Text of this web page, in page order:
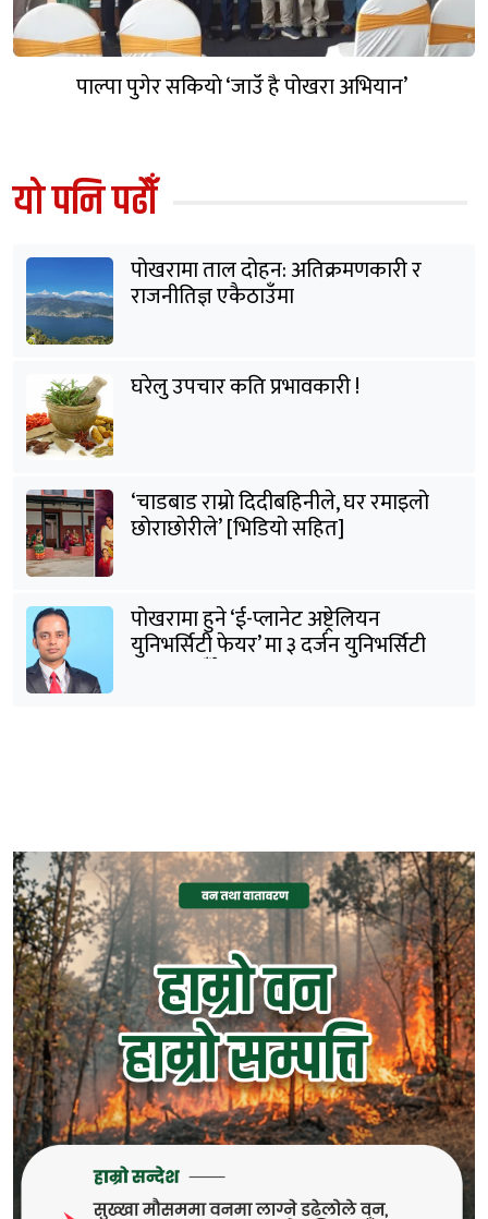
पाल्पा पुगेर सकियाे ‘जाउँ है पोखरा अभियान’
यो पनि पढौँ
पोखरामा ताल दोहन: अतिक्रमणकारी र
राजनीतिज्ञ एकैठाउँमा
घरेलु उपचार कति प्रभावकारी !
‘चाडबाड राम्राे दिदीबहिनीले, घर रमाइलो
छोराछाेरीले’ [भिडियो सहित]
पोखरामा हुने ‘ई-प्लानेट अष्ट्रेलियन
युनिभर्सिटी फेयर’ मा ३ दर्जन युनिभर्सिटी